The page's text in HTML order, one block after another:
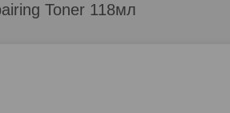
Toner 118мл